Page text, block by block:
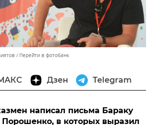
Перейти в фотобанк
Дзен Telegram
написал письма Бараку
в которых выразил